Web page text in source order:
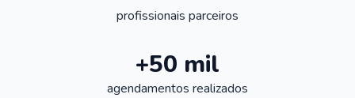
profissionais parceiros
+50 mil
agendamentos realizados